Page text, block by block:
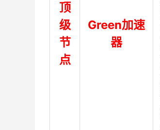
顶
级
节
点
Green加速
器